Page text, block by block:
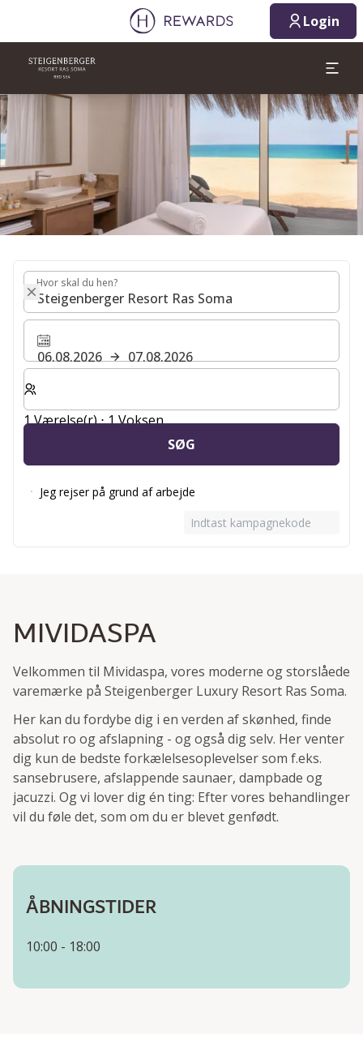
Login
Slide 1 af 1
07.08.2026
1 Værelse(r) ⋅ 1 Voksen
Hvor skal du hen?
Hvor skal du hen?
06.08.2026
07.08.2026
Vælg antal værelser og gæster til dit ophold
1 Værelse(r) ⋅ 1 Voksen
SØG
Jeg rejser på grund af arbejde
Indtast kampagnekode
MIVIDASPA
Velkommen til Mividaspa, vores moderne og storslåede
varemærke på Steigenberger Luxury Resort Ras Soma.
Her kan du fordybe dig i en verden af skønhed, finde
absolut ro og afslapning - og også dig selv. Her venter
dig kun de bedste forkælelsesoplevelser som f.eks.
sansebrusere, afslappende saunaer, dampbade og
jacuzzi. Og vi lover dig én ting: Efter vores behandlinger
vil du føle det, som om du er blevet genfødt.
ÅBNINGSTIDER
10:00 - 18:00